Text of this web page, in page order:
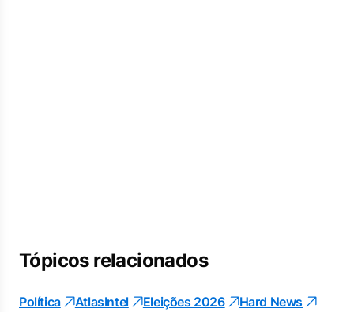
Tópicos relacionados
Política AtlasIntel Eleições 2026
Hard News